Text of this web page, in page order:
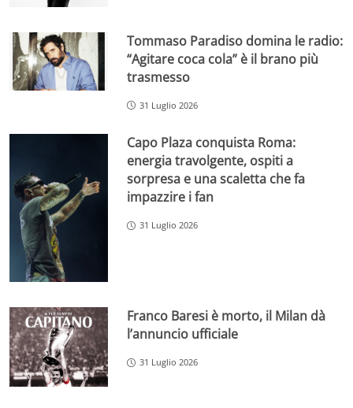
Tommaso Paradiso domina le radio:
“Agitare coca cola” è il brano più
trasmesso
31 Luglio 2026
Capo Plaza conquista Roma:
energia travolgente, ospiti a
sorpresa e una scaletta che fa
impazzire i fan
31 Luglio 2026
Franco Baresi è morto, il Milan dà
l’annuncio ufficiale
31 Luglio 2026